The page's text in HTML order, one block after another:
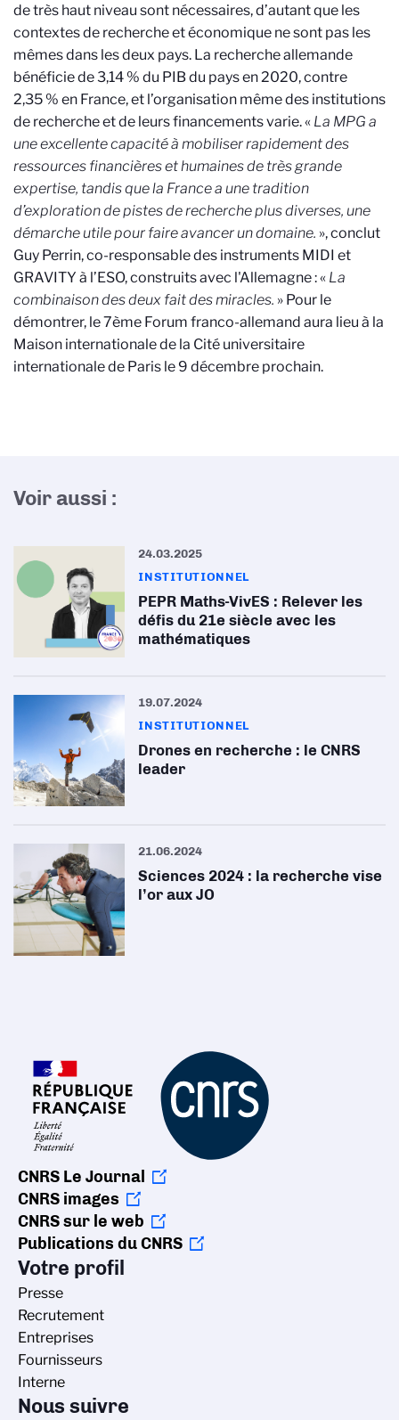
de très haut niveau sont nécessaires, d’autant que les
contextes de recherche et économique ne sont pas les
mêmes dans les deux pays. La recherche allemande
bénéficie de 3,14 % du PIB du pays en 2020, contre
2,35 % en France, et l’organisation même des institutions
de recherche et de leurs financements varie. « La MPG a
une excellente capacité à mobiliser rapidement des
ressources financières et humaines de très grande
expertise, tandis que la France a une tradition
d’exploration de pistes de recherche plus diverses, une
démarche utile pour faire avancer un domaine. », conclut
Guy Perrin, co-responsable des instruments MIDI et
GRAVITY à l’ESO, construits avec l'Allemagne : « La
combinaison des deux fait des miracles. » Pour le
démontrer, le 7ème Forum franco-allemand aura lieu à la
Maison internationale de la Cité universitaire
internationale de Paris le 9 décembre prochain.
Voir aussi :
24.03.2025
INSTITUTIONNEL
PEPR Maths-VivES : Relever les
défis du 21e siècle avec les
mathématiques
19.07.2024
INSTITUTIONNEL
Drones en recherche : le CNRS
leader
21.06.2024
Sciences 2024 : la recherche vise
l’or aux JO
CNRS Le Journal
CNRS images
CNRS sur le web
Publications du CNRS
Votre profil
Presse
Recrutement
Entreprises
Fournisseurs
Interne
Nous suivre